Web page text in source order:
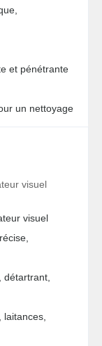
et pénétrante
un nettoyage
visuel
visuel
détartrant,